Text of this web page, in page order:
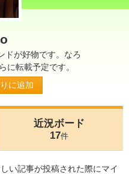
ドが好物です。なろ
に転載予定です。
に追加
近況ボード
17件
い記事が投稿された際にマイ